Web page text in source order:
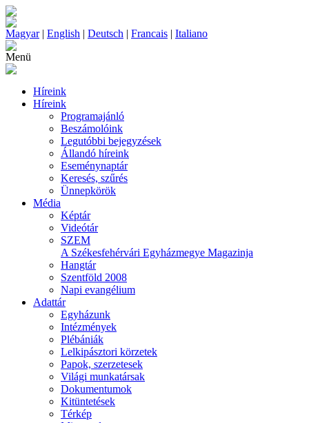
Magyar| English | Deutsch | Francais | Italiano
Menü
Híreink
Híreink
Programajánló
Beszámolóink
Legutóbbi bejegyzések
Állandó híreink
Eseménynaptár
Keresés, szűrés
Ünnepkörök
Média
Képtár
Videótár
SZEM
A Székesfehérvári Egyházmegye Magazinja
Hangtár
Szentföld 2008
Napi evangélium
Adattár
Egyházunk
Intézmények
Plébániák
Lelkipásztori körzetek
Papok, szerzetesek
Világi munkatársak
Dokumentumok
Kitüntetések
Térkép